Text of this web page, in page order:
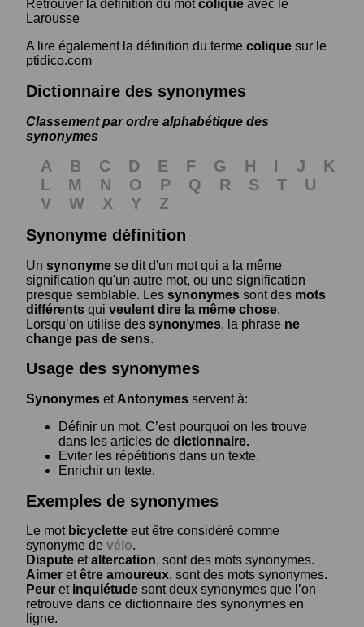
Retrouver la définition du motcolique avec le
Larousse
A lire également la définition du terme colique sur le
ptidico.com
Dictionnaire des synonymes
Classement par ordre alphabétique des
synonymes
A B C D E F G H I J
K
L
M N O P Q R S T
U
V
W X Y
Z
Synonyme définition
Un synonyme se dit d'un mot qui a la même
signification qu'un autre mot, ou une signification
presque semblable. Les synonymes sont des mots
différents qui veulent dire la même chose.
Lorsqu’on utilise des synonymes, la phrase ne
change pas de sens.
Usage des synonymes
Synonymes et Antonymes servent à:
Définir un mot. C’est pourquoi on les trouve
dans les articles de dictionnaire.
Eviter les répétitions dans un texte.
Enrichir un texte.
Exemples de synonymes
Le mot bicyclette eut être considéré comme
synonyme de vélo.
Dispute etaltercation, sont des mots synonymes.
Aimer etêtre amoureux, sont des mots synonymes.
Peur et inquiétude sont deux synonymes que l’on
retrouve dans ce dictionnaire des synonymes en
ligne.